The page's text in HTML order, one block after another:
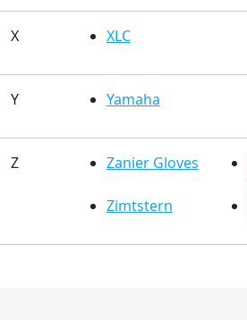
X XLC
Y Yamaha
Z Zanier Gloves
Zimtstern